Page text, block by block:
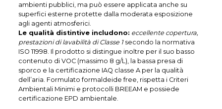
ambienti pubblici, ma può essere applicata anche su
superfici esterne protette dalla moderata esposizione
agli agenti atmosferici.
Le qualità distintive includono: eccellente copertura,
prestazioni di lavabilità di Classe 1secondo la normativa
ISO 11998. Il prodotto si distingue inoltre per il suo basso
contenuto di VOC (massimo 8 g/L), la bassa presa di
sporco e la certificazione IAQ classe A per la qualità
dell’aria. Formulato formaldeide free, rispetta i Criteri
Ambientali Minimi e protocolli BREEAM e possiede
certificazione EPD ambientale.